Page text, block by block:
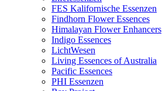
FES Kalifornische Essenzen
Findhorn Flower Essences
Himalayan Flower Enhancers
Indigo Essences
LichtWesen
Living Essences of Australia
Pacific Essences
PHI Essenzen